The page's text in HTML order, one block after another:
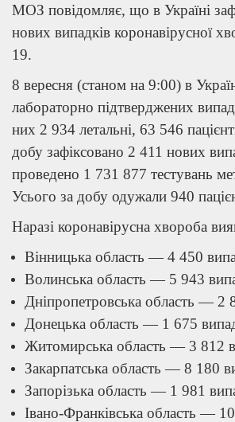
МОЗ повідомляє, що в Україні
нових випадків коронавірусної
19.
8 вересня (станом на 9:00) в
лабораторно підтверджених
них 2 934 летальні, 63 546
добу зафіксовано 2 411 нових
проведено 1 731 877 тестувань
Усього за добу одужали 940
Наразі коронавірусна хвороба
Вінницька область — 4 450
Волинська область — 5 943
Дніпропетровська область — 2
Донецька область — 1 675
Житомирська область — 3 812
Закарпатська область — 8 180
Запорізька область — 1 981
Івано-Франківська область —